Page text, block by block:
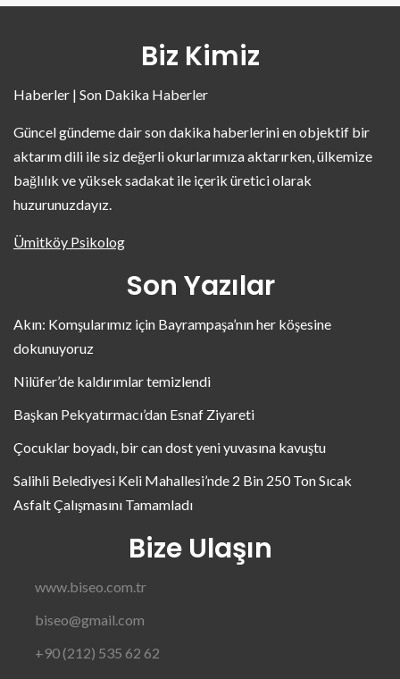
Biz Kimiz
Haberler | Son Dakika Haberler
Güncel gündeme dair son dakika haberlerini en objektif bir
aktarım dili ile siz değerli okurlarımıza aktarırken, ülkemize
bağlılık ve yüksek sadakat ile içerik üretici olarak
huzurunuzdayız.
Ümitköy Psikolog
Son Yazılar
Akın: Komşularımız için Bayrampaşa’nın her köşesine
dokunuyoruz
Nilüfer’de kaldırımlar temizlendi
Başkan Pekyatırmacı’dan Esnaf Ziyareti
Çocuklar boyadı, bir can dost yeni yuvasına kavuştu
Salihli Belediyesi Keli Mahallesi’nde 2 Bin 250 Ton Sıcak
Asfalt Çalışmasını Tamamladı
Bize Ulaşın
www.biseo.com.tr
biseo@gmail.com
+90 (212) 535 62 62